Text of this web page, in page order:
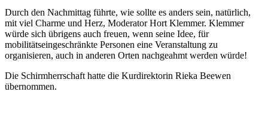
Durch den Nachmittag führte, wie sollte es anders sein, natürlich,
mit viel Charme und Herz, Moderator Hort Klemmer. Klemmer
würde sich übrigens auch freuen, wenn seine Idee, für
mobilitätseingeschränkte Personen eine Veranstaltung zu
organisieren, auch in anderen Orten nachgeahmt werden würde!
Die Schirmherrschaft hatte die Kurdirektorin Rieka Beewen
übernommen.